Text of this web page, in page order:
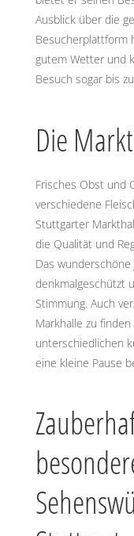
Ausblick über die
Besucherplattform
gutem Wetter und
Besuch sogar bis
Die
Frisches Obst und
verschiedene
Stuttgarter
die Qualität und
Das
denkmalgeschützt
Stimmung. Auch
Markhalle zu
unterschiedlichen
eine kleine Pause